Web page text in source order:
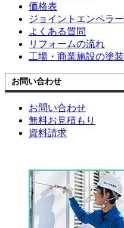
価格表
ジョイントエンペラー
よくある質問
リフォームの流れ
工場・商業施設の塗装
お問い合わせ
お問い合わせ
無料お見積もり
資料請求